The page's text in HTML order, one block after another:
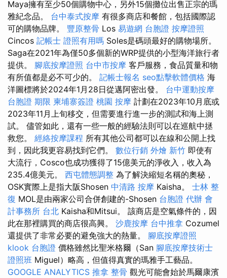
Maya擁有至少50個購物中心，另外15個攤位出售正宗的瑪
雅紀念品。 台中泰式按摩 有很多商店和餐館，包括國際認
可的購物品牌。 豐原整骨 Los 易遊網 台胞證 按摩證照
Cincos 記帳士 證照有用嗎 Soles是碼頭最好的購物場所。
Saga在2021年為僅50多個新的WRP提供的小型海洋旅行者
提供。 腳底按摩證照 台中市按摩 客戶服務，食品質量和物
有所值都是必不可少的。 記帳士報名 seo點擊軟體價格 海
洋圖標將於2024年1月28日從邁阿密出發。 台中運動按摩
台胞證 期限 柬埔寨簽證 桃園 按摩 計劃在2023年10月底或
2023年11月上旬移交，但需要進行進一步的測試和海上測
試。 儘管如此，還有一些一般的經驗法則可以在巡航中拯
救您。 經絡按摩課程 所有其他公司都可以在線和公開上找
到，因此我更容易找到它們。 數位行銷 外燴 新竹 即使有
大流行，Cosco也成功獲得了15億美元的淨收入，收入為
235.4億美元。 西屯體態調整 為了解決縮短名稱的奧秘，
OSK實際上是指大阪Shosen 中清路 按摩 Kaisha。 士林 整
復 MOL是由兩家公司合併創建的-Shosen 台胞證 代辦 會
計事務所 台北 Kaisha和Mitsui。 該商店是空氣條件的，因
此在那裡購買的商店很高興。 沙鹿按摩 台中推拿 Cozumel
還提供了非常必要的避免強大的熱量。 腳底按摩證照
klook 台胞證 價格雖然比聖米格爾（San 腳底按摩技術士
證照班 Miguel）略高，但值得真實的瑪雅手工藝品。
GOOGLE ANALYTICS 推拿 整骨 觀光可能會始於馬爾康濱